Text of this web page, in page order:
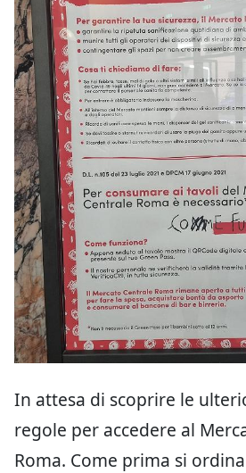
In attesa di scoprire le
regole per accedere al
Roma. Come prima si